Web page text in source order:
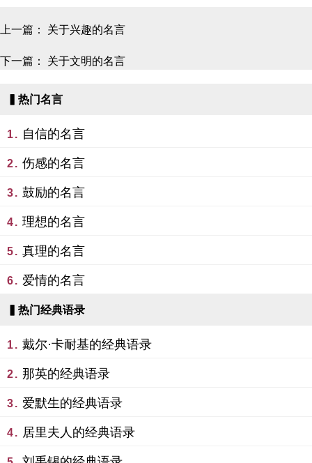
上一篇： 关于兴趣的名言
下一篇： 关于文明的名言
▍热门名言
1. 自信的名言
2. 伤感的名言
3. 鼓励的名言
4. 理想的名言
5. 真理的名言
6. 爱情的名言
▍热门经典语录
1. 戴尔·卡耐基的经典语录
2. 那英的经典语录
3. 爱默生的经典语录
4. 居里夫人的经典语录